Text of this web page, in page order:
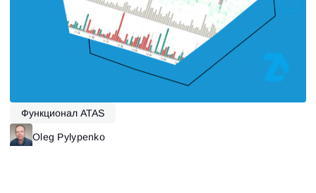
Функционал ATAS
Oleg Pylypenko